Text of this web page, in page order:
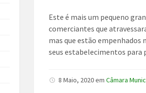
Este é mais um pequeno
comerciantes que
mas que estão empenhados
seus estabelecimentos para
8 Maio, 2020emCâmara